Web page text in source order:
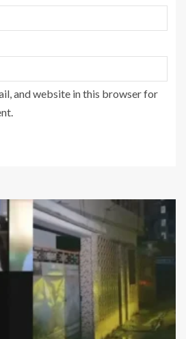
and website in this browser for